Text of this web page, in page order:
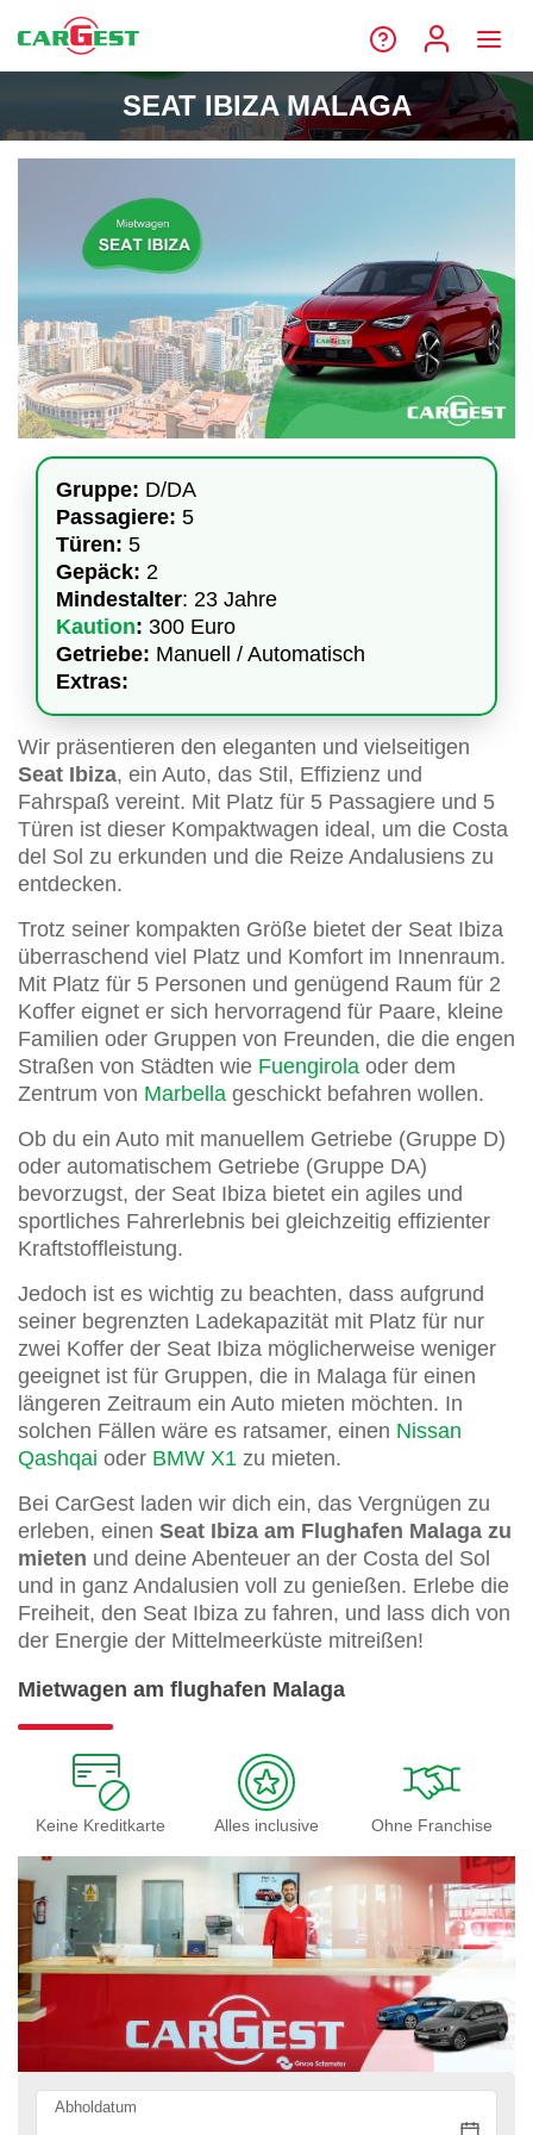
SEAT IBIZA MALAGA
Gruppe: D/DA
Passagiere: 5
Türen: 5
Gepäck: 2
Mindestalter: 23 Jahre
Kaution: 300 Euro
Getriebe: Manuell / Automatisch
Extras:
Wir präsentieren den eleganten und vielseitigen
Seat Ibiza, ein Auto, das Stil, Effizienz und
Fahrspaß vereint. Mit Platz für 5 Passagiere und 5
Türen ist dieser Kompaktwagen ideal, um die Costa
del Sol zu erkunden und die Reize Andalusiens zu
entdecken.
Trotz seiner kompakten Größe bietet der Seat Ibiza
überraschend viel Platz und Komfort im Innenraum.
Mit Platz für 5 Personen und genügend Raum für 2
Koffer eignet er sich hervorragend für Paare, kleine
Familien oder Gruppen von Freunden, die die engen
Straßen von Städten wie Fuengirola oder dem
Zentrum von Marbella geschickt befahren wollen.
Ob du ein Auto mit manuellem Getriebe (Gruppe D)
oder automatischem Getriebe (Gruppe DA)
bevorzugst, der Seat Ibiza bietet ein agiles und
sportliches Fahrerlebnis bei gleichzeitig effizienter
Kraftstoffleistung.
Jedoch ist es wichtig zu beachten, dass aufgrund
seiner begrenzten Ladekapazität mit Platz für nur
zwei Koffer der Seat Ibiza möglicherweise weniger
geeignet ist für Gruppen, die in Malaga für einen
längeren Zeitraum ein Auto mieten möchten. In
solchen Fällen wäre es ratsamer, einen Nissan
Qashqai oder BMW X1 zu mieten.
Bei CarGest laden wir dich ein, das Vergnügen zu
erleben, einen Seat Ibiza am Flughafen Malaga zu
mieten und deine Abenteuer an der Costa del Sol
und in ganz Andalusien voll zu genießen. Erlebe die
Freiheit, den Seat Ibiza zu fahren, und lass dich von
der Energie der Mittelmeerküste mitreißen!
Mietwagen am flughafen Malaga
Keine Kreditkarte Alles inclusive Ohne Franchise
Abholdatum